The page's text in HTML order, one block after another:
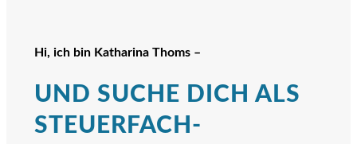
Hi, ich bin Katharina Thoms –
UND SUCHE DICH ALS
STEUERFACH­